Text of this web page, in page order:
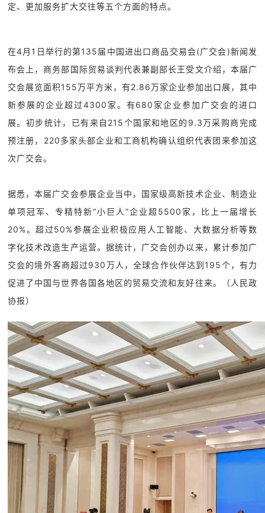
定、更加服务扩大交往等五个方面的特点。
在4月1日举行的第135届中国进出口商品交易会(广交会)新闻发
布会上，商务部国际贸易谈判代表兼副部长王受文介绍，本届广
交会展览面积155万平方米，有2.86万家企业参加出口展，其中
新参展的企业超过4300家。有680家企业参加广交会的进口
展。初步统计，已有来自215个国家和地区的9.3万采购商完成
预注册，220多家头部企业和工商机构确认组织代表团来参加这
次广交会。
据悉，本届广交会参展企业当中，国家级高新技术企业、制造业
单项冠军、专精特新“小巨人”企业超5500家，比上一届增长
20%。超过50%参展企业积极应用人工智能、大数据分析等数
字化技术改造生产运营。据统计，广交会创办以来，累计参加广
交会的境外客商超过930万人，全球合作伙伴达到195个，有力
促进了中国与世界各国各地区的贸易交流和友好往来。（人民政
协报）